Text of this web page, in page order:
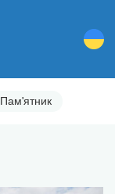
Пам'ятник